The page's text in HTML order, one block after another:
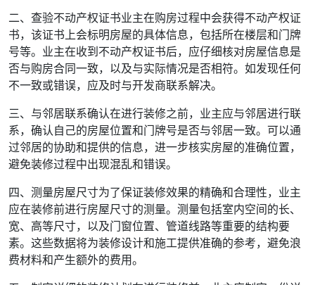
二、查验不动产权证书业主在购房过程中会获得不动产权证
书，该证书上会标明房屋的具体信息，包括所在楼层和门牌
号等。业主在收到不动产权证书后，应仔细核对房屋信息是
否与购房合同一致，以及与实际情况是否相符。如发现任何
不一致或错误，应及时与开发商联系解决。
三、与邻居联系确认在进行装修之前，业主应与邻居进行联
系，确认自己的房屋位置和门牌号是否与邻居一致。可以通
过邻居的协助和提供的信息，进一步核实房屋的准确位置，
避免装修过程中出现混乱和错误。
四、测量房屋尺寸为了保证装修效果的精确和合理性，业主
应在装修前进行房屋尺寸的测量。测量包括室内空间的长、
宽、高等尺寸，以及门窗位置、管道线路等重要的结构要
素。这些数据将为装修设计和施工提供准确的参考，避免浪
费材料和产生额外的费用。